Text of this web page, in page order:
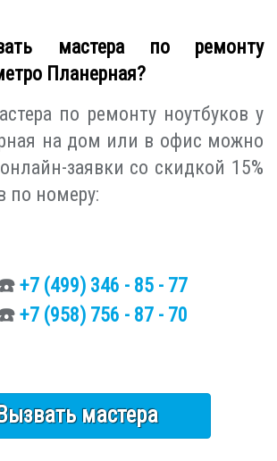
мастера по ремонту
Планерная?
по ремонту ноутбуков у
на дом или в офис можно
заявки со скидкой 15%
по номеру:
+7 (499) 346 - 85 - 77
+7 (958) 756 - 87 - 70
Вызвать мастера